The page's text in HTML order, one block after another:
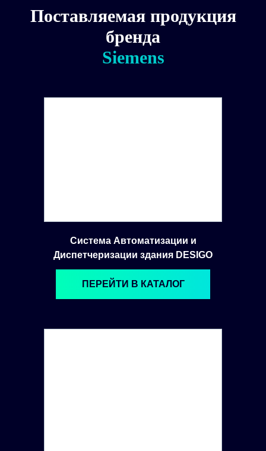
Поставляемая продукция
бренда
Siemens
Система Автоматизации и
Диспетчеризации здания DESIGO
ПЕРЕЙТИ В КАТАЛОГ